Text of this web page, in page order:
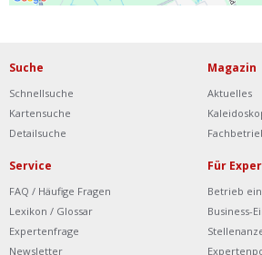
Suche
Schnellsuche
Kartensuche
Detailsuche
Magazin
Aktuelles
Service
FAQ / Häufige Fragen
Lexikon / Glossar
Expertenfrage
Newsletter
Für
Betrieb
Business-